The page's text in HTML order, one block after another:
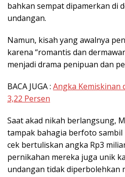
bahkan sempat dipamerkan di
undangan.
Namun, kisah yang awalnya
karena “romantis dan
menjadi drama penipuan dan
BACA JUGA : Angka Kemiskinan
3,22 Persen
Saat akad nikah berlangsung,
tampak bahagia berfoto sambil
cek bertuliskan angka Rp3
pernikahan mereka juga unik
undangan tidak diperbolehkan